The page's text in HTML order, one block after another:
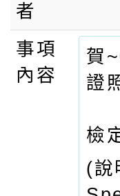
者
事項
內容
賀
證
檢
(